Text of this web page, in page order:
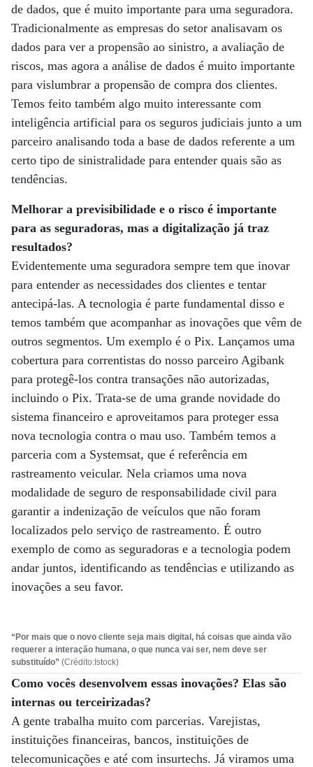
de dados, que é muito importante para uma seguradora.
Tradicionalmente as empresas do setor analisavam os
dados para ver a propensão ao sinistro, a avaliação de
riscos, mas agora a análise de dados é muito importante
para vislumbrar a propensão de compra dos clientes.
Temos feito também algo muito interessante com
inteligência artificial para os seguros judiciais junto a um
parceiro analisando toda a base de dados referente a um
certo tipo de sinistralidade para entender quais são as
tendências.
Melhorar a previsibilidade e o risco é importante
para as seguradoras, mas a digitalização já traz
resultados?
Evidentemente uma seguradora sempre tem que inovar
para entender as necessidades dos clientes e tentar
antecipá-las. A tecnologia é parte fundamental disso e
temos também que acompanhar as inovações que vêm de
outros segmentos. Um exemplo é o Pix. Lançamos uma
cobertura para correntistas do nosso parceiro Agibank
para protegê-los contra transações não autorizadas,
incluindo o Pix. Trata-se de uma grande novidade do
sistema financeiro e aproveitamos para proteger essa
nova tecnologia contra o mau uso. Também temos a
parceria com a Systemsat, que é referência em
rastreamento veicular. Nela criamos uma nova
modalidade de seguro de responsabilidade civil para
garantir a indenização de veículos que não foram
localizados pelo serviço de rastreamento. É outro
exemplo de como as seguradoras e a tecnologia podem
andar juntos, identificando as tendências e utilizando as
inovações a seu favor.
“Por mais que o novo cliente seja mais digital, há coisas que ainda vão
requerer a interação humana, o que nunca vai ser, nem deve ser
substituído” (Crédito:Istock)
Como vocês desenvolvem essas inovações? Elas são
internas ou terceirizadas?
A gente trabalha muito com parcerias. Varejistas,
instituições financeiras, bancos, instituições de
telecomunicações e até com insurtechs. Já viramos uma